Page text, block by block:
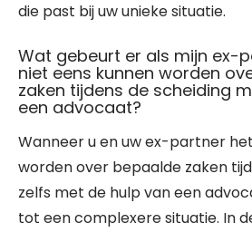
die past bij uw unieke situatie.
Wat gebeurt er als mijn ex-
niet eens kunnen worden
zaken tijdens de scheiding
een advocaat?
Wanneer u en uw ex-partner
worden over bepaalde zaken
zelfs met de hulp van een
tot een complexere situatie. In